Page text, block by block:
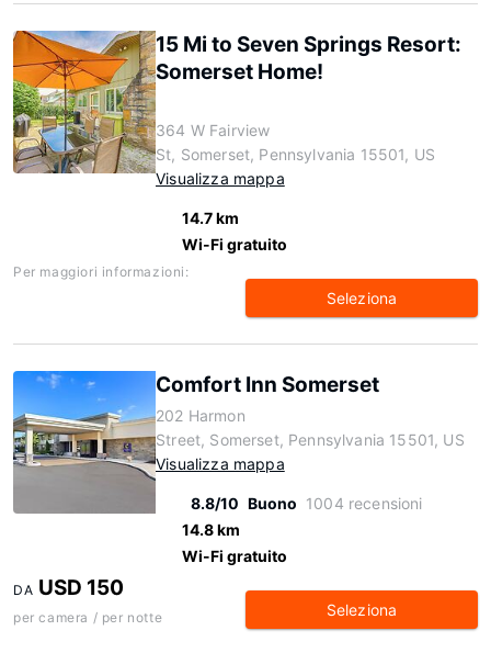
15 Mi to Seven Springs Resort:
Somerset Home!
364 W Fairview
St, Somerset, Pennsylvania 15501, US
Visualizza mappa
14.7 km
Wi-Fi gratuito
Per maggiori informazioni:
Seleziona
Comfort Inn Somerset
202 Harmon
Street, Somerset, Pennsylvania 15501, US
Visualizza mappa
8.8/10 Buono 1004 recensioni
14.8 km
Wi-Fi gratuito
DA USD 150
per camera / per notte Seleziona